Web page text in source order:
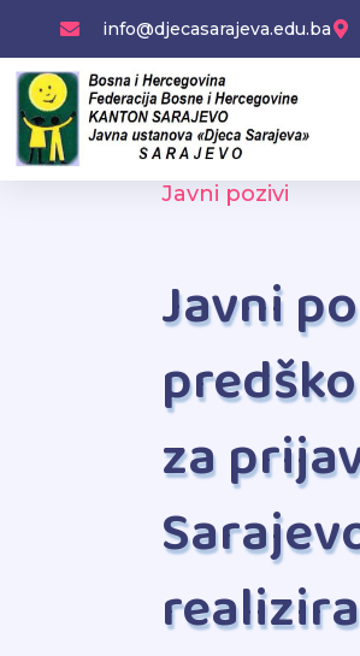
content
info@djecasarajeva.edu.ba
Javni pozivi
Javni
za